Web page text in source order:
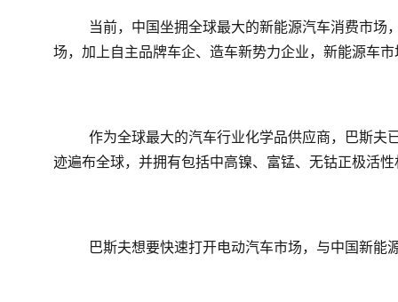
当前，中国坐拥全球最大的新能源汽车消费市
场，加上自主品牌车企、造车新势力企业，新能源车
作为全球最大的汽车行业化学品供应商，巴斯夫
迹遍布全球，并拥有包括中高镍、富锰、无钴正极活
巴斯夫想要快速打开电动汽车市场，与中国新